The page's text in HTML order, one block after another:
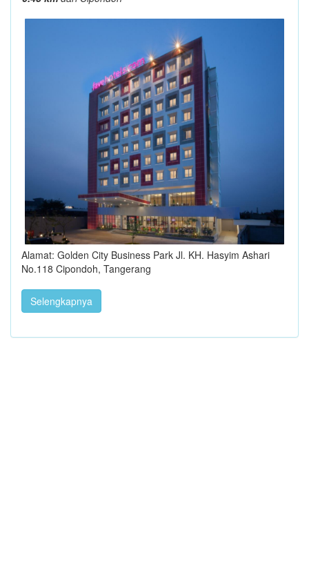
Alamat: Golden City Business Park Jl. KH. Hasyim Ashari
No.118 Cipondoh, Tangerang
Selengkapnya